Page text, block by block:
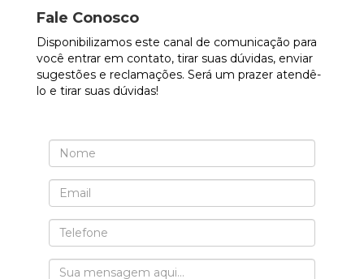
Fale Conosco
Disponibilizamos este canal de comunicação para
você entrar em contato, tirar suas dúvidas, enviar
sugestões e reclamações. Será um prazer atendê-
lo e tirar suas dúvidas!